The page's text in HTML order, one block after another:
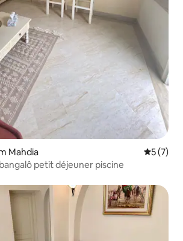
Mahdia
5 (7)
petit déjeuner piscine